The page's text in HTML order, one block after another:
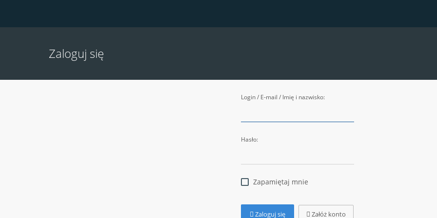
Zaloguj się
Login / E-mail / Imię i nazwisko:
Hasło:
Zapamiętaj mnie
Zaloguj się Załóż konto